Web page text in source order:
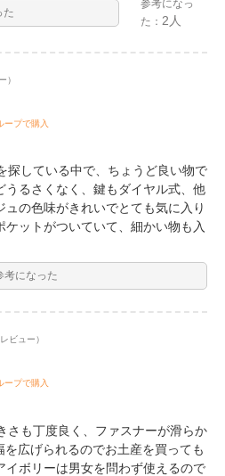
た
参考になっ
た：2人
）
ープで購入
探している中で、ちょうど良い物で
うるさくなく、鍵もダイヤル式、他
の色味がきれいでとても気に入り
ケットがついていて、細かい物も入
考になった
ビュー）
ープで購入
さも丁度良く、ファスナーが滑らか
広げられるのでお土産を買っても
イボリーは男女を問わず使えるので